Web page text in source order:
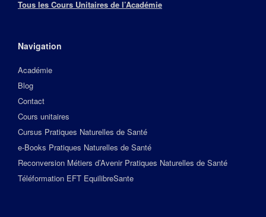
Tous les Cours Unitaires de l’Académie
Navigation
Académie
Blog
Contact
Cours unitaires
Cursus Pratiques Naturelles de Santé
e-Books Pratiques Naturelles de Santé
Reconversion Métiers d’Avenir Pratiques Naturelles de Santé
Téléformation EFT EquilibreSante